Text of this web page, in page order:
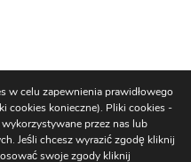
i Partnerzy
063, tel. +48 85 66 54 441,
w celu zapewnienia prawidłowego
cookies konieczne). Pliki cookies -
przez nas lub
Jeśli chcesz wyrazić zgodę kliknij
swoje zgody kliknij